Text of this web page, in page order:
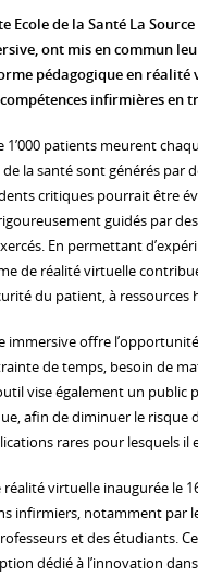
Ecole de la Santé La
ont mis en commun
pédagogique en
infirmières en
1’000 patients meurent
la santé sont générés par
critiques pourrait être
guidés par
En permettant
de réalité virtuelle
du patient, à
immersive offre
de temps, besoin de
vise également un public
afin de diminuer le risque
rares pour lesquels
virtuelle inaugurée le
infirmiers, notamment par
et des étudiants.
dédié à l’innovation